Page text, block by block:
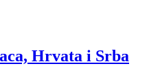
Hrvata i Srba